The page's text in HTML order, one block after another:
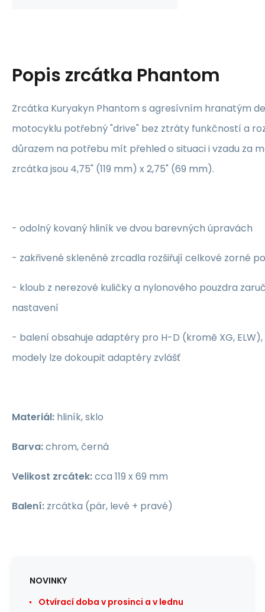
Popis zrcátka Phantom
Zrcátka Kuryakyn Phantom s agresívním hranatým
motocyklu potřebný "drive" bez ztráty funkčností a
důrazem na potřebu mít přehled o situaci i vzadu za
zrcátka jsou 4,75" (119 mm) x 2,75" (69 mm).
- odolný kovaný hliník ve dvou barevných úpravách
- zakřivené skleněné zrcadla rozšiřují celkové zorné
- kloub z nerezové kuličky a nylonového pouzdra
nastavení
- balení obsahuje adaptéry pro H-D (kromě XG,
modely lze dokoupit adaptéry zvlášť
Materiál: hliník, sklo
Barva:chrom, černá
Velikost zrcátek:cca 119 x 69 mm
Balení: zrcátka (pár, levé + pravé)
NOVINKY
Otvírací doba v prosinci a v lednu